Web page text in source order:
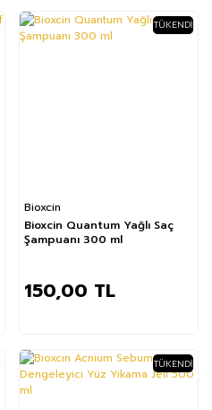
TÜKENDI
Bioxcin
Bioxcin Quantum Yağlı Saç
Şampuanı 300 ml
150,00 TL
TÜKENDI